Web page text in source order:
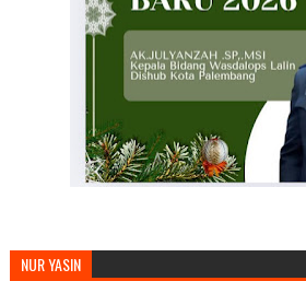
NUR YASIN